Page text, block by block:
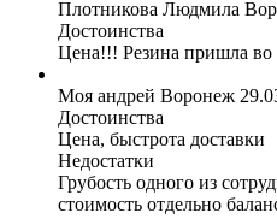
Плотникова Людмила
Достоинства
Цена!!! Резина пришла во
Моя андрей Воронеж
Достоинства
Цена, быстрота доставки
Недостатки
Грубость одного из
стоимость отдельно